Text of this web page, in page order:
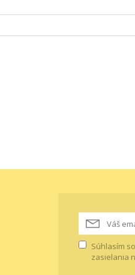
Súhlasím so
zasielania